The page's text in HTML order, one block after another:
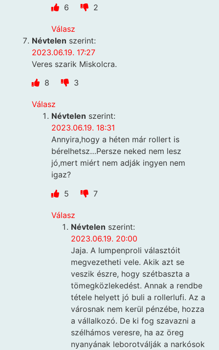
6
2
Válasz
Névtelen szerint:
2023.06.19. 17:27
Veres szarik Miskolcra.
8
3
Válasz
Névtelen szerint:
2023.06.19. 18:31
Annyira,hogy a héten már rollert is
bérelhetsz…Persze neked nem lesz
jó,mert miért nem adják ingyen nem
igaz?
5
7
Válasz
Névtelen szerint:
2023.06.19. 20:00
Jaja. A lumpenproli választóit
megvezetheti vele. Akik azt se
veszik észre, hogy szétbaszta a
tömegközlekedést. Annak a rendbe
tétele helyett jó buli a rollerlufi. Az a
városnak nem kerül pénzébe, hozza
a vállalkozó. De ki fog szavazni a
szélhámos veresre, ha az öreg
nyanyának leborotválják a narkósok